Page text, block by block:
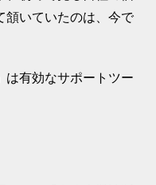
頷いていたのは、今で
は有効なサポートツー